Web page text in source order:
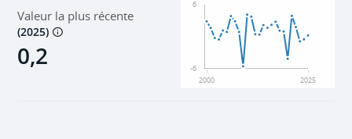
Valeur la plus récente
(2025)
0,2
2000 2025
-6
6